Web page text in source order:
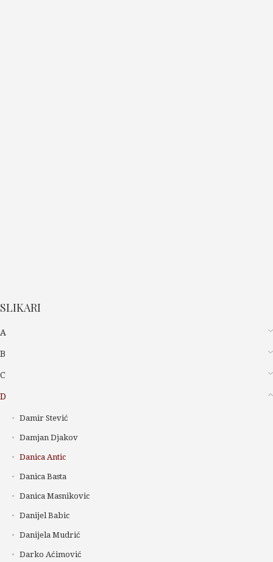
SLIKARI
A
B
C
D
Damir Stević
Damjan Djakov
Danica Antic
Danica Basta
Danica Masnikovic
Danijel Babic
Danijela Mudrić
Darko Aćimović